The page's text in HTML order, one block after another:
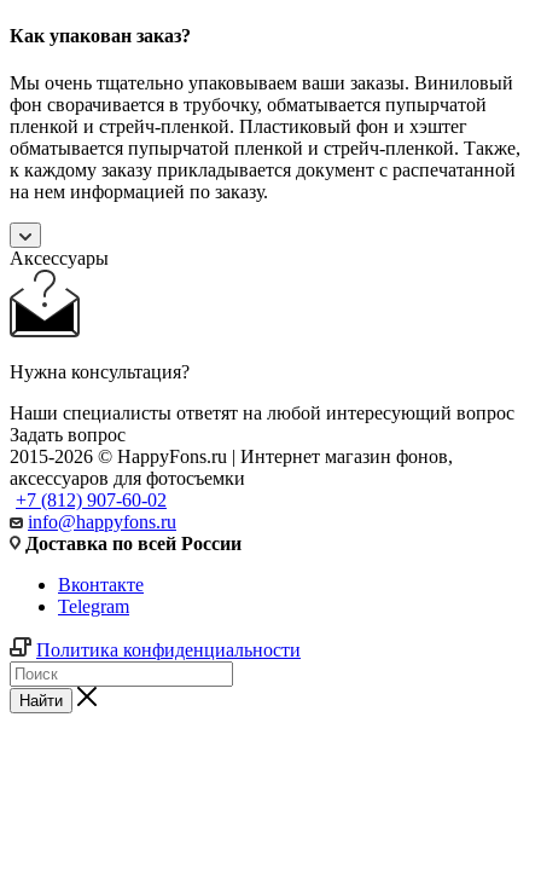
Как упакован заказ?
Мы очень тщательно упаковываем ваши заказы. Виниловый
фон сворачивается в трубочку, обматывается пупырчатой
пленкой и стрейч-пленкой. Пластиковый фон и хэштег
обматывается пупырчатой пленкой и стрейч-пленкой. Также,
к каждому заказу прикладывается документ с распечатанной
на нем информацией по заказу.
Аксессуары
Нужна консультация?
Наши специалисты ответят на любой интересующий вопрос
Задать вопрос
2015-2026 © HappyFons.ru | Интернет магазин фонов,
аксессуаров для фотосъемки
+7 (812) 907-60-02
info@happyfons.ru
Доставка по всей России
Вконтакте
Telegram
Политика конфиденциальности
Найти